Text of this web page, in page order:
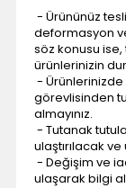
- Ürününüz
deformasyon
söz konusu
ürünlerinizin
-
görevlisinden
almayınız.
- Tutanak
ulaştırılacak
- Değişim ve
ulaşarak bilgi